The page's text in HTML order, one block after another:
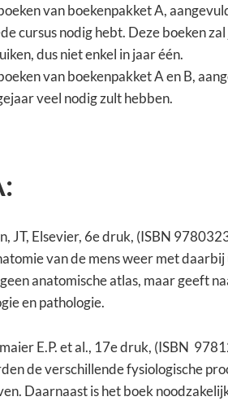
van boekenpakket A,
cursus nodig hebt. Deze boeken
dus niet enkel in jaar één.
van boekenpakket A en B,
veel nodig zult hebben.
JT, Elsevier, 6e druk, (ISBN
van de mens weer met
anatomische atlas, maar geeft
en pathologie.
E.P. et al., 17e druk, (ISBN
de verschillende fysiologische
Daarnaast is het boek